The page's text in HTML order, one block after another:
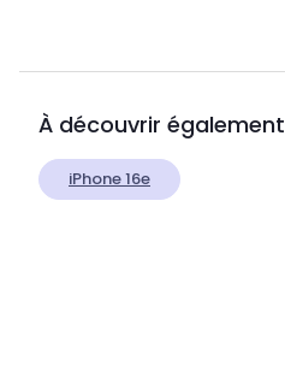
À découvrir également
iPhone 16e